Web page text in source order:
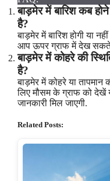
बाड़मेर में बारिश कब
है?
बाड़मेर में बारिश होगी या
आप ऊपर ग्राफ में देख
बाड़मेर में कोहरे की
है?
बाड़मेर में कोहरे या तापमान
लिए मौसम के ग्राफ को देखें
जानकारी मिल जाएगी.
Related Posts: